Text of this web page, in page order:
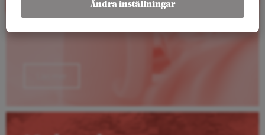
Ändra inställningar